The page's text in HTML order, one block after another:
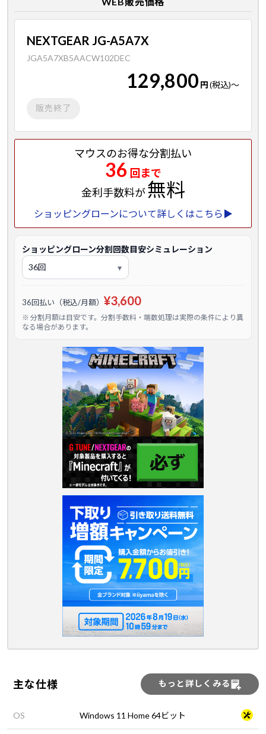
NEXTGEAR JG-A5A7X
JGA5A7XB5AACW102DEC
129,800 円(税込)～
販売終了
マウスのお得な分割払い
36 回まで
金利手数料が無料
ショッピングローンについて詳しくはこちら▶
ショッピングローン分割回数目安シミュレーション
36回払い（税込/月額） ¥3,600
※ 分割月額は目安です。分割手数料・端数処理は実際の条件により異
なる場合があります。
主な仕様 もっと詳しくみる
OS Windows 11 Home 64ビット